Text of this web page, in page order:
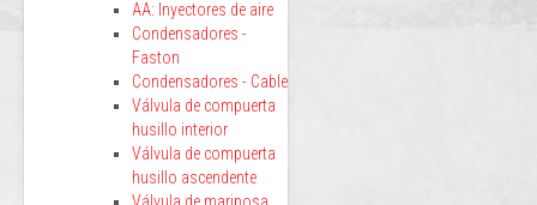
AA: Inyectores de aire
Condensadores -
Faston
Condensadores - Cable
Válvula de compuerta
husillo interior
Válvula de compuerta
husillo ascendente